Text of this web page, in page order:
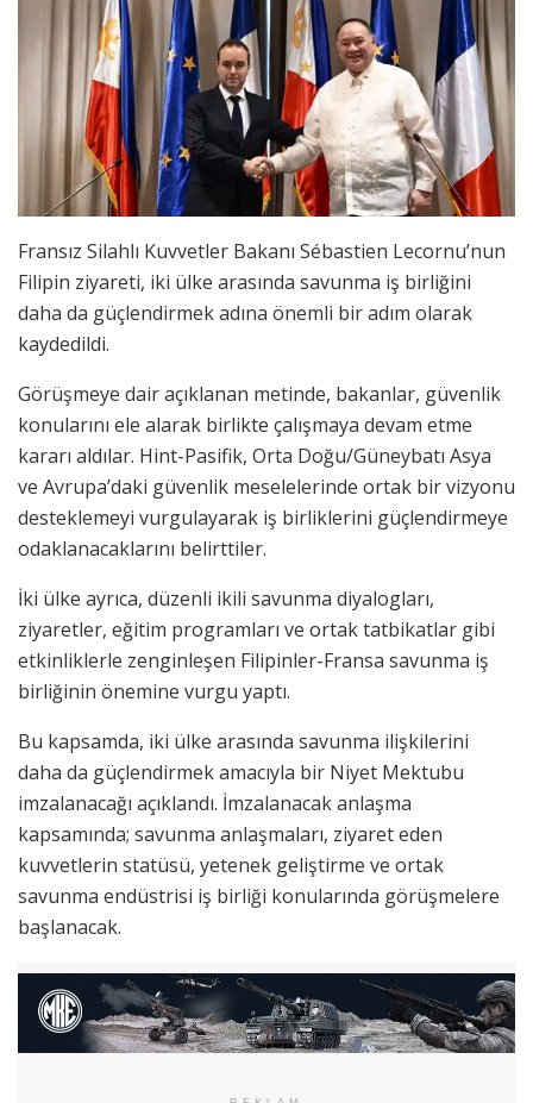
Fransız Silahlı Kuvvetler Bakanı Sébastien Lecornu’nun
Filipin ziyareti, iki ülke arasında savunma iş birliğini
daha da güçlendirmek adına önemli bir adım olarak
kaydedildi.
Görüşmeye dair açıklanan metinde, bakanlar, güvenlik
konularını ele alarak birlikte çalışmaya devam etme
kararı aldılar. Hint-Pasifik, Orta Doğu/Güneybatı Asya
ve Avrupa’daki güvenlik meselelerinde ortak bir vizyonu
desteklemeyi vurgulayarak iş birliklerini güçlendirmeye
odaklanacaklarını belirttiler.
İki ülke ayrıca, düzenli ikili savunma diyalogları,
ziyaretler, eğitim programları ve ortak tatbikatlar gibi
etkinliklerle zenginleşen Filipinler-Fransa savunma iş
birliğinin önemine vurgu yaptı.
Bu kapsamda, iki ülke arasında savunma ilişkilerini
daha da güçlendirmek amacıyla bir Niyet Mektubu
imzalanacağı açıklandı. İmzalanacak anlaşma
kapsamında; savunma anlaşmaları, ziyaret eden
kuvvetlerin statüsü, yetenek geliştirme ve ortak
savunma endüstrisi iş birliği konularında görüşmelere
başlanacak.